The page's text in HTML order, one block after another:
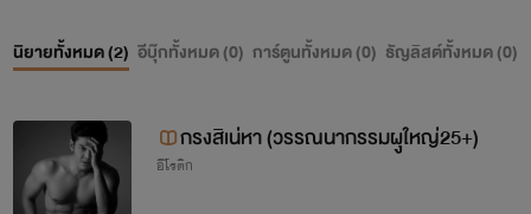
ผู้ชายในฝันเลยก็ว่าได้ 555555
นิยายทั้งหมด (2) อีบุ๊กทั้งหมด (0) การ์ตูนทั้งหมด (0) ธัญลิสต์ทั้งหมด (0)
กรงสิเน่หา (วรรณนากรรมผุูใหญ่25+)
อีโรติก